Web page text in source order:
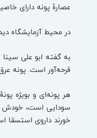
عصارهٔ پونه دارای
در محیط آزمایشگاه
به گفته ابو علی
قرحه‌آور است. پونه
هر پونه‌ای و بویژه
سودایی است، خودش و
خورند داروی استسقا